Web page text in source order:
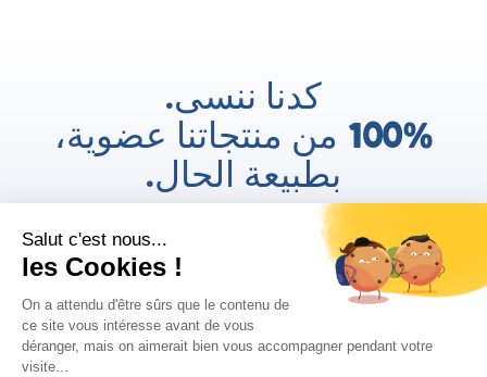
كدنا ننسى.
100% من منتجاتنا عضوية،
بطبيعة الحال.
AR